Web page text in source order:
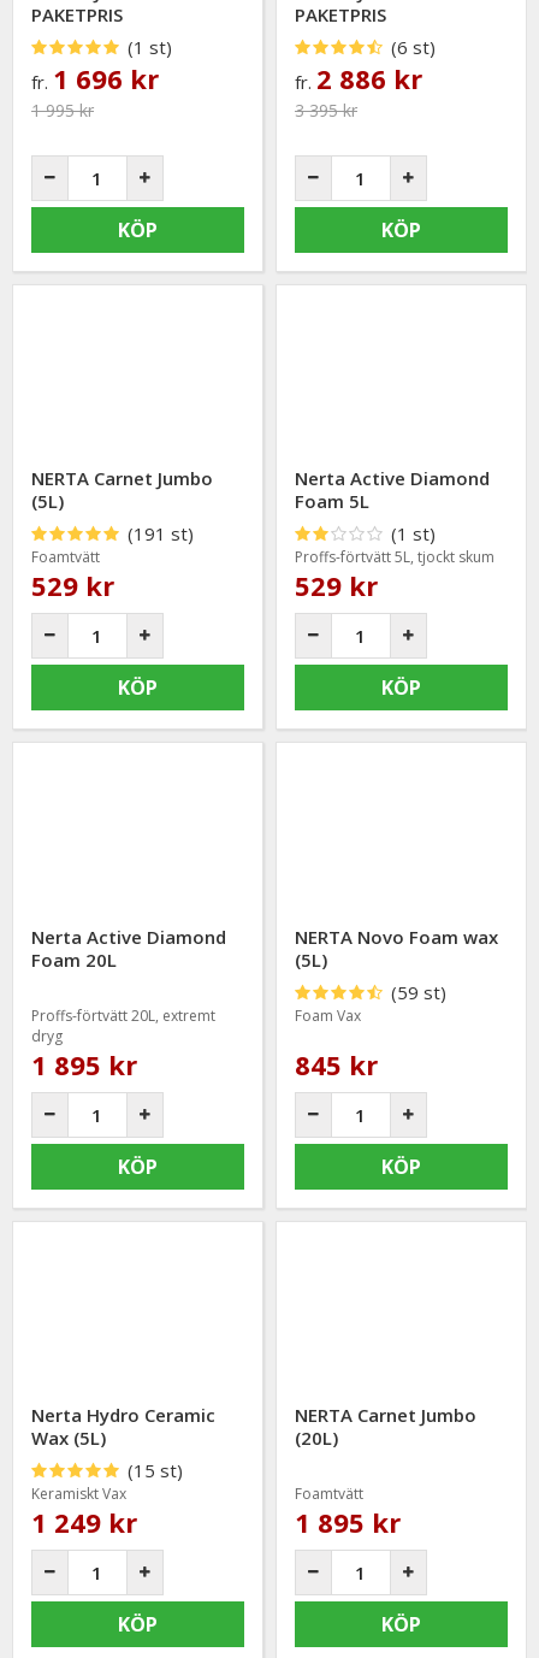
PAKETPRIS
(1 st)
fr. 1 696 kr
1 995 kr
KÖP
PAKETPRIS
(6 st)
fr. 2 886 kr
3 395 kr
KÖP
NERTA Carnet Jumbo
(5L)
(191 st)
Foamtvätt
529 kr
KÖP
Nerta Active Diamond
Foam 5L
(1 st)
Proffs-förtvätt 5L, tjockt skum
529 kr
KÖP
Nerta Active Diamond
Foam 20L
Proffs-förtvätt 20L, extremt
dryg
1 895 kr
KÖP
NERTA Novo Foam wax
(5L)
(59 st)
Foam Vax
845 kr
KÖP
Nerta Hydro Ceramic
Wax (5L)
(15 st)
Keramiskt Vax
1 249 kr
KÖP
NERTA Carnet Jumbo
(20L)
Foamtvätt
1 895 kr
KÖP